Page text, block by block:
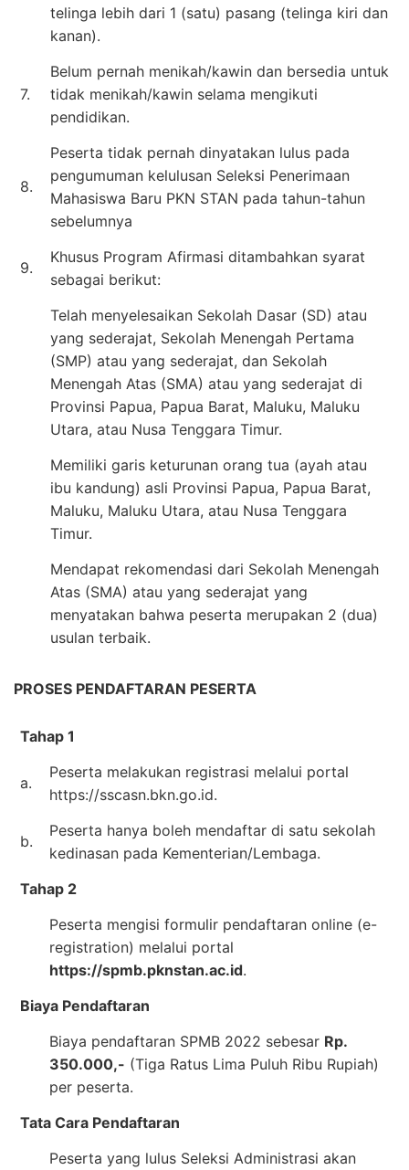
telinga lebih dari 1 (satu) pasang (telinga kiri dan
kanan).
7.
Belum pernah menikah/kawin dan bersedia untuk
tidak menikah/kawin selama mengikuti
pendidikan.
8.
Peserta tidak pernah dinyatakan lulus pada
pengumuman kelulusan Seleksi Penerimaan
Mahasiswa Baru PKN STAN pada tahun-tahun
sebelumnya
9.
Khusus Program Afirmasi ditambahkan syarat
sebagai berikut:
Telah menyelesaikan Sekolah Dasar (SD) atau
yang sederajat, Sekolah Menengah Pertama
(SMP) atau yang sederajat, dan Sekolah
Menengah Atas (SMA) atau yang sederajat di
Provinsi Papua, Papua Barat, Maluku, Maluku
Utara, atau Nusa Tenggara Timur.
Memiliki garis keturunan orang tua (ayah atau
ibu kandung) asli Provinsi Papua, Papua Barat,
Maluku, Maluku Utara, atau Nusa Tenggara
Timur.
Mendapat rekomendasi dari Sekolah Menengah
Atas (SMA) atau yang sederajat yang
menyatakan bahwa peserta merupakan 2 (dua)
usulan terbaik.
PROSES PENDAFTARAN PESERTA
Tahap 1
a.
Peserta melakukan registrasi melalui portal
https://sscasn.bkn.go.id.
b.
Peserta hanya boleh mendaftar di satu sekolah
kedinasan pada Kementerian/Lembaga.
Tahap 2
Peserta mengisi formulir pendaftaran online (e-
registration) melalui portal
https://spmb.pknstan.ac.id.
Biaya Pendaftaran
Biaya pendaftaran SPMB 2022 sebesar Rp.
350.000,- (Tiga Ratus Lima Puluh Ribu Rupiah)
per peserta.
Tata Cara Pendaftaran
Peserta yang lulus Seleksi Administrasi akan